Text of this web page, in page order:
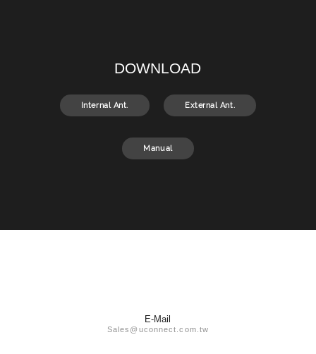
DOWNLOAD
Internal Ant. External Ant.
Manual
E-Mail
Sales@uconnect.com.tw